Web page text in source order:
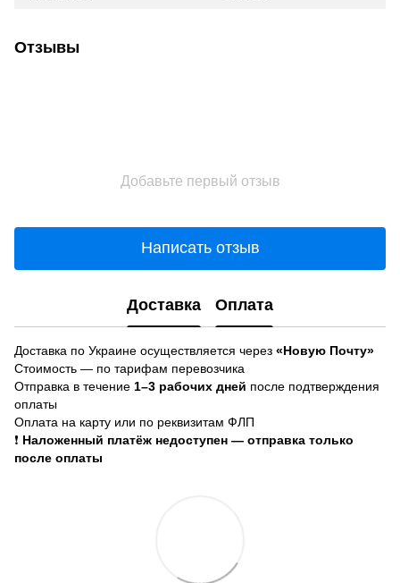
Отзывы
Добавьте первый отзыв
Написать отзыв
Доставка Оплата
Доставка по Украине осуществляется через «Новую Почту»
Стоимость — по тарифам перевозчика
Отправка в течение 1–3 рабочих дней после подтверждения
оплаты
Оплата на карту или по реквизитам ФЛП
❗ Наложенный платёж недоступен — отправка только
после оплаты